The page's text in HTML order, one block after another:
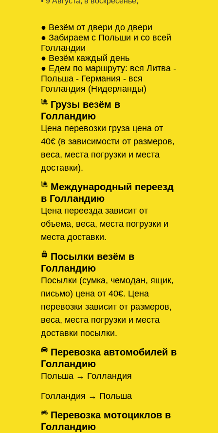
● Везём от двери до двери
● Забираем с Польши и со всей
Голландии
● Везём каждый день
● Едем по маршруту: вся Литва -
Польша - Германия - вся
Голландия (Нидерланды)
Грузы везём в
Голландию
Цена перевозки груза цена от
40€ (в зависимости от размеров,
веса, места погрузки и места
доставки).
Международный переезд
в Голландию
Цена переезда зависит от
объема, веса, места погрузки и
места доставки.
Посылки везём в
Голландию
Посылки (сумка, чемодан, ящик,
письмо) цена от 40€. Цена
перевозки зависит от размеров,
веса, места погрузки и места
доставки посылки.
Перевозка автомобилей в
Голландию
Польша → Голландия
Голландия → Польша
Перевозка мотоциклов в
Голландию